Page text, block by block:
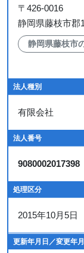
〒 426-0016
静岡県藤枝市郡
静岡県藤枝市
法人種別
有限会社
法人番号
9080002017398
処理区分
2015年10月5日
更新年月日／変更年